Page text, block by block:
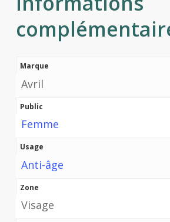
Marque
Avril
Public
Femme
Usage
Anti-âge
Zone
Visage